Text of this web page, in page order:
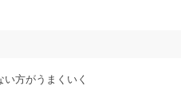
い方がうまくいく